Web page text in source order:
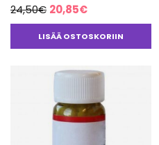
24,50€ Alkuperäinen
hinta
oli:
20,85€Nykyinen
hinta
on:
LISÄÄ OSTOSKORIIN